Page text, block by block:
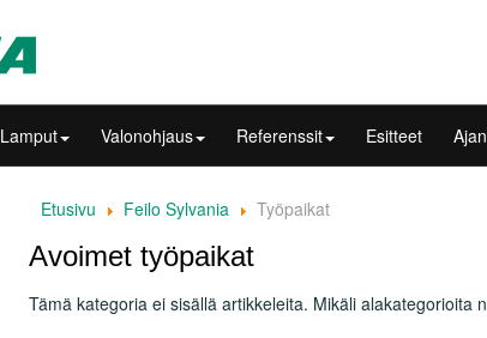
Lamput Valonohjaus Referenssit Esitteet
Etusivu Feilo Sylvania Työpaikat
Avoimet työpaikat
Tämä kategoria ei sisällä artikkeleita. Mikäli alakategorioita